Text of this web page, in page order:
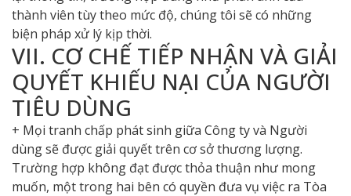
thành viên tùy theo mức độ, chúng tôi sẽ có những
biện pháp xử lý kịp thời.
VII. CƠ CHẾ TIẾP NHẬN VÀ GIẢI
QUYẾT KHIẾU NẠI CỦA NGƯỜI
TIÊU DÙNG
+ Mọi tranh chấp phát sinh giữa Công ty và Người
dùng sẽ được giải quyết trên cơ sở thương lượng.
Trường hợp không đạt được thỏa thuận như mong
muốn, một trong hai bên có quyền đưa vụ việc ra Tòa